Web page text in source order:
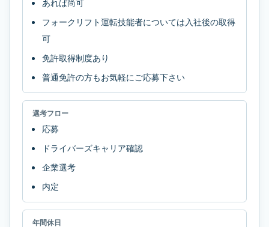
あれば尚可
フォークリフト運転技能者については入社後の取得
可
免許取得制度あり
普通免許の方もお気軽にご応募下さい
選考フロー
応募
ドライバーズキャリア確認
企業選考
内定
年間休日